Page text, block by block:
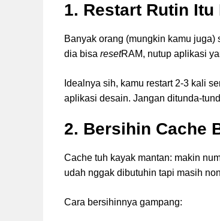
1. Restart Rutin
Banyak orang (mungkin kamu
dia bisa resetRAM, nutup aplikasi
Idealnya sih, kamu restart 2-3 kali
aplikasi desain. Jangan ditunda-
2. Bersihin Cache
Cache tuh kayak mantan: makin
udah nggak dibutuhin tapi masih
Cara bersihinnya gampang: